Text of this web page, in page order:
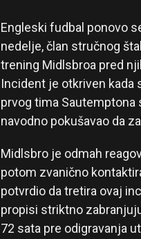
Engleski fudbal ponovo
nedelje, član stručnog
trening Midlsbroa pred
Incident je otkriven kada
prvog tima Sautemptona
navodno pokušavao da
Midlsbro je odmah
potom zvanično
potvrdio da tretira ovaj
propisi striktno
72 sata pre odigravanja